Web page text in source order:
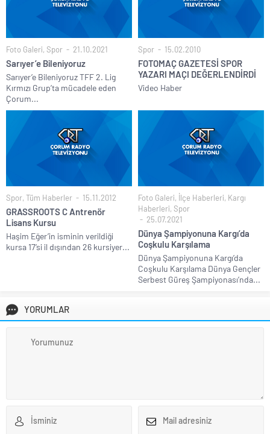
Foto Galeri, Spor 21.10.2021
Sarıyer’e Bileniyoruz
Sarıyer’e Bileniyoruz TFF 2. Lig
Kırmızı Grup’ta mücadele eden
Çorum...
Spor 15.02.2010
FOTOMAÇ GAZETESİ SPOR
YAZARI MAÇI DEĞERLENDİRDİ
Video Haber
Spor, Tüm Haberler 15.11.2012
GRASSROOTS C Antrenör
Lisans Kursu
Haşim Eğer’in isminin verildiği
kursa 17’si il dışından 26 kursiyer...
Foto Galeri, İlçe Haberleri, Kargı
Haberleri, Spor
25.07.2021
Dünya Şampiyonuna Kargı’da
Coşkulu Karşılama
Dünya Şampiyonuna Kargı’da
Coşkulu Karşılama Dünya Gençler
Serbest Güreş Şampiyonası’nda...
YORUMLAR